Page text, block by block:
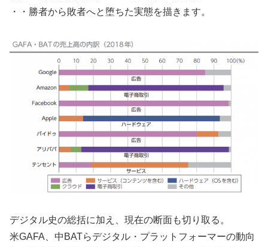
・・勝者から敗者へと堕ちた実態を描きます。
デジタル史の総括に加え、現在の断面も切り取る。
米GAFA、中BATらデジタル・プラットフォーマーの動向